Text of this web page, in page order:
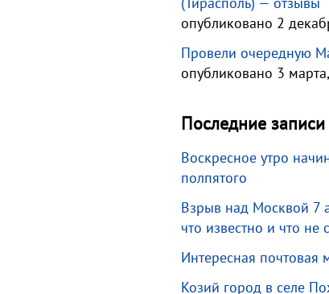
опубликовано 2
Провели очередную
опубликовано 3
Последние записи
Воскресное утро
полпятого
Взрыв над Москвой 7
что известно и что не
Интересная почтовая
Козий город в селе